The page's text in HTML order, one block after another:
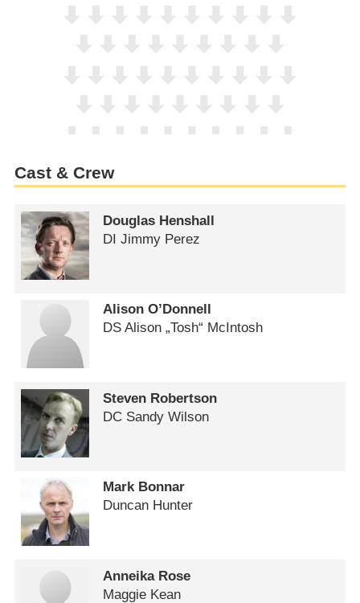
Cast & Crew
Douglas Henshall
DI Jimmy Perez
Alison O’Donnell
DS Alison „Tosh“ McIntosh
Steven Robertson
DC Sandy Wilson
Mark Bonnar
Duncan Hunter
Anneika Rose
Maggie Kean